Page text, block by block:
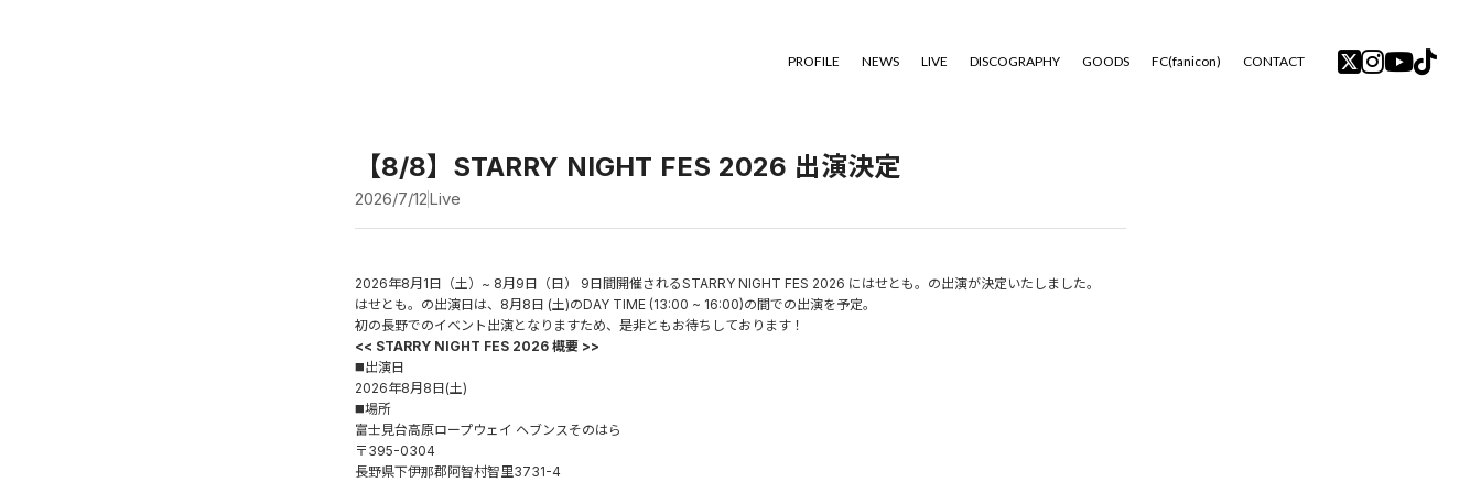
PROFILE NEWS LIVE DISCOGRAPHY GOODS FC(fanicon) CONTACT
2026/7/12Live
【8/8】STARRY NIGHT FES 2026 出演決定
2026年8月1日（土）~ 8月9日（日） 9日間開催されるSTARRY NIGHT FES 2026 にはせとも。の出演が決定いたしました。
はせとも。の出演日は、8月8日 (土)のDAY TIME (13:00 ~ 16:00)の間での出演を予定。
初の長野でのイベント出演となりますため、是非ともお待ちしております！
<< STARRY NIGHT FES 2026 概要 >>
◼️出演日
2026年8月8日(土)
◼️場所
富士見台高原ロープウェイ ヘブンスそのはら
〒395-0304
長野県下伊那郡阿智村智里3731-4